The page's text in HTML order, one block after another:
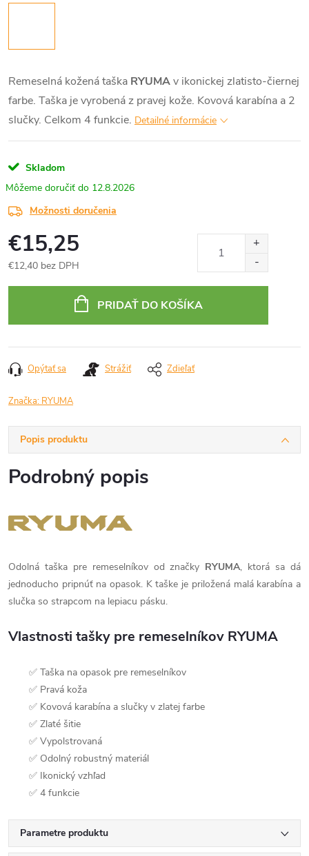
Remeselná kožená taška RYUMAv ikonickej zlatisto-čiernej
farbe. Taška je vyrobená z pravej kože. Kovová karabína a 2
slučky. Celkom 4 funkcie. Detailné informácie
Skladom
12.8.2026
Možnosti doručenia
€15,25
€12,40 bez DPH
PRIDAŤ DO KOŠÍKA
Opýtať sa Strážiť Zdieľať
Značka: RYUMA
Popis produktu
Podrobný popis
Odolná taška pre remeselníkov od značky RYUMA, ktorá sa dá
jednoducho pripnúť na opasok. K taške je priložená malá karabína a
slučka so strapcom na lepiacu pásku.
Vlastnosti tašky pre remeselníkov RYUMA
✅ Taška na opasok pre remeselníkov
✅ Pravá koža
✅ Kovová karabína a slučky v zlatej farbe
✅ Zlaté šitie
✅ Vypolstrovaná
✅ Odolný robustný materiál
✅ Ikonický vzhľad
✅ 4 funkcie
Parametre produktu